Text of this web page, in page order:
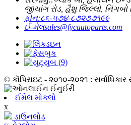
જીચાંગ રોડ, હૈશુ જિલ્લો, નિંગબો
ફોન:૮૬-૫૭૪-૮૭૨૭૭૧૯૯
ઈ-મેલsales@fycautoparts.com
© કૉપિરાઇટ - ૨૦૧૦-૨૦૨૧ : સર્વાધિકાર
ઈમેલ મોકલો
x
ડાઉનલોડ